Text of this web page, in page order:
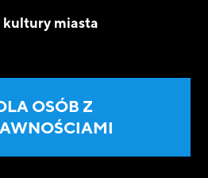
kultury miasta
OSÓB Z